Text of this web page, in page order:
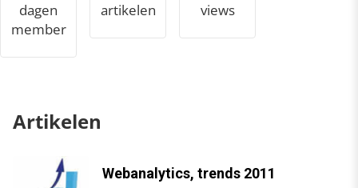
dagen
member
artikelen views
Artikelen
Webanalytics, trends 2011